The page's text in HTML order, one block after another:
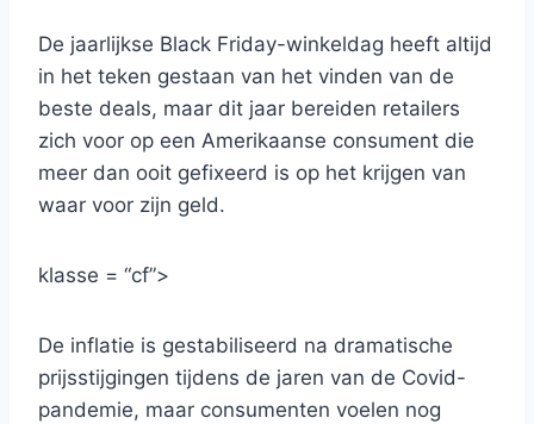
De jaarlijkse Black Friday-winkeldag heeft altijd
in het teken gestaan ​​van het vinden van de
beste deals, maar dit jaar bereiden retailers
zich voor op een Amerikaanse consument die
meer dan ooit gefixeerd is op het krijgen van
waar voor zijn geld.
klasse = “cf”>
De inflatie is gestabiliseerd na dramatische
prijsstijgingen tijdens de jaren van de Covid-
pandemie, maar consumenten voelen nog